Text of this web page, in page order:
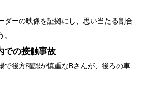
ダーの映像を証拠にし、思い当たる割合
の接触事故
で後方確認が慎重なBさんが、後ろの車